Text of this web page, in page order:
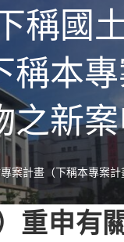
稱國
本
之新
計畫（下稱本專案
重申有